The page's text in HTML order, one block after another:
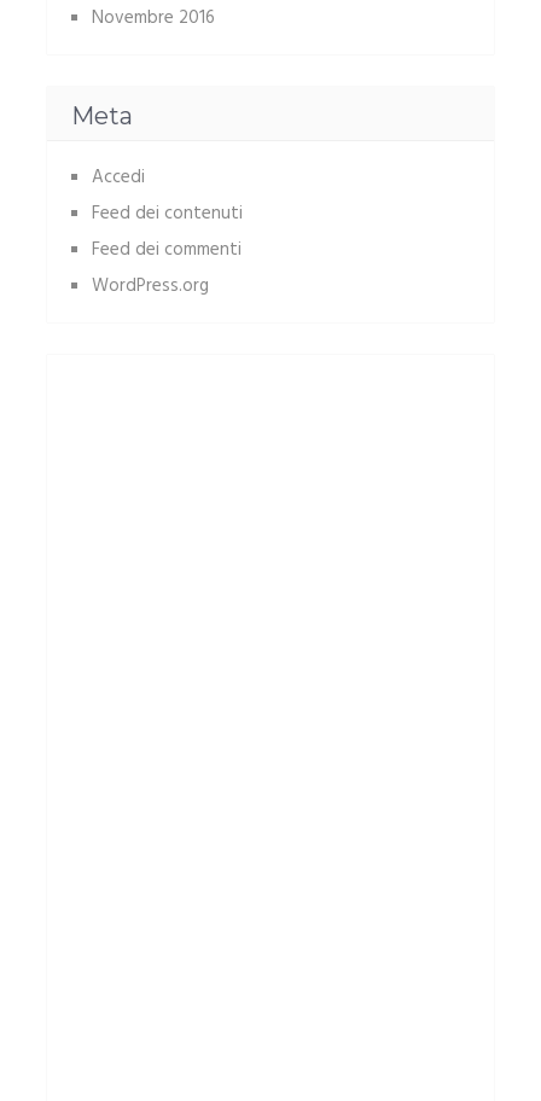
Novembre 2016
Meta
Accedi
Feed dei contenuti
Feed dei commenti
WordPress.org